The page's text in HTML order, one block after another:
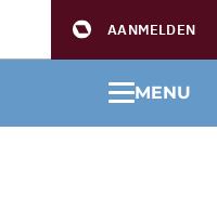
AANMELDEN
MENU